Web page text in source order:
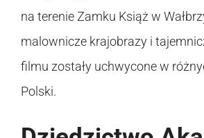
na terenie Zamku Książ w
malownicze krajobrazy i
filmu zostały uchwycone w
Polski.